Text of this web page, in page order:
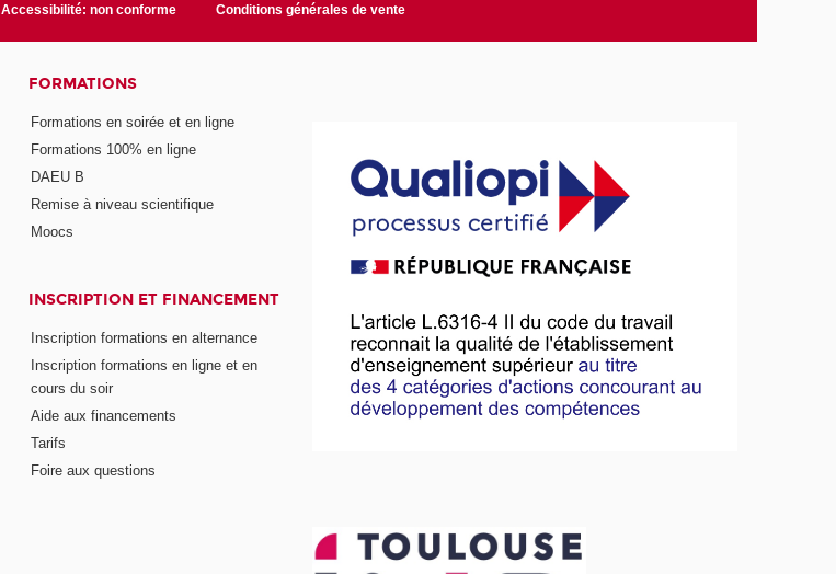
Accessibilité: non conforme Conditions générales de vente
FORMATIONS
Formations en soirée et en ligne
Formations 100% en ligne
DAEU B
Remise à niveau scientifique
Moocs
INSCRIPTION ET FINANCEMENT
Inscription formations en alternance
Inscription formations en ligne et en
cours du soir
Aide aux financements
Tarifs
Foire aux questions